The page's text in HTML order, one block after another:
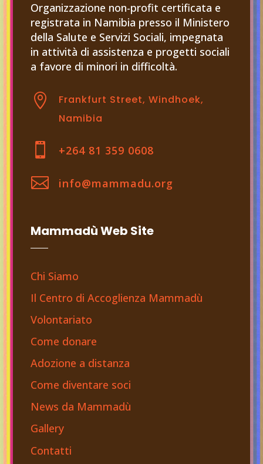
Organizzazione non-profit certificata e
registrata in Namibia presso il Ministero
della Salute e Servizi Sociali, impegnata
in attività di assistenza e progetti sociali
a favore di minori in difficoltà.

Frankfurt Street, Windhoek,
Namibia
 +264 81 359 0608
 info@mammadu.org
Mammadù Web Site
Chi Siamo
Il Centro di Accoglienza Mammadù
Volontariato
Come donare
Adozione a distanza
Come diventare soci
News da Mammadù
Gallery
Contatti